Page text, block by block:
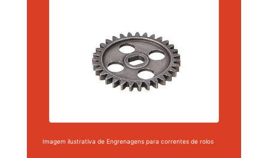
Imagem ilustrativa de Engrenagens para correntes de rolos